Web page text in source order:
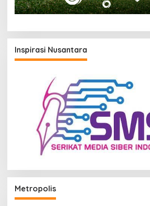
Inspirasi Nusantara
Metropolis